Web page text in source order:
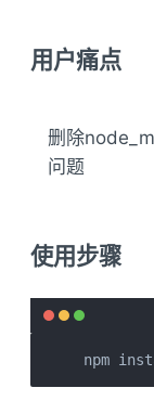
用户痛点
删除
问题
使用步骤
npm